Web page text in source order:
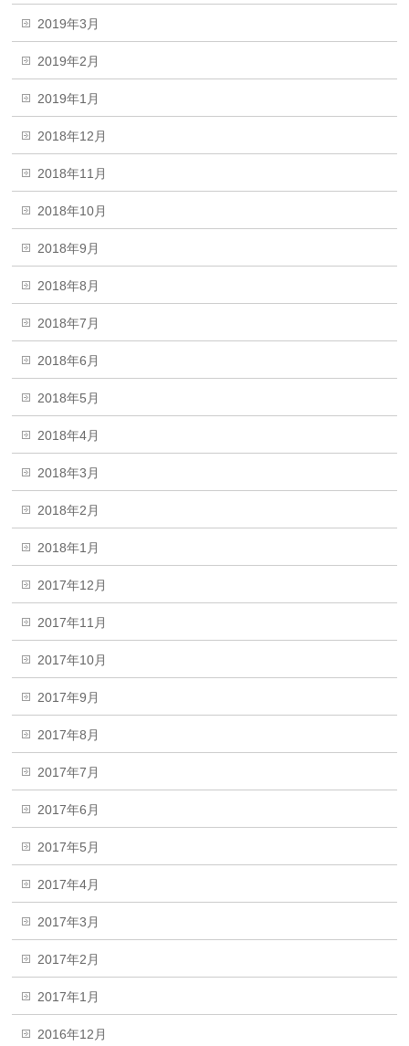
2019年3月
2019年2月
2019年1月
2018年12月
2018年11月
2018年10月
2018年9月
2018年8月
2018年7月
2018年6月
2018年5月
2018年4月
2018年3月
2018年2月
2018年1月
2017年12月
2017年11月
2017年10月
2017年9月
2017年8月
2017年7月
2017年6月
2017年5月
2017年4月
2017年3月
2017年2月
2017年1月
2016年12月